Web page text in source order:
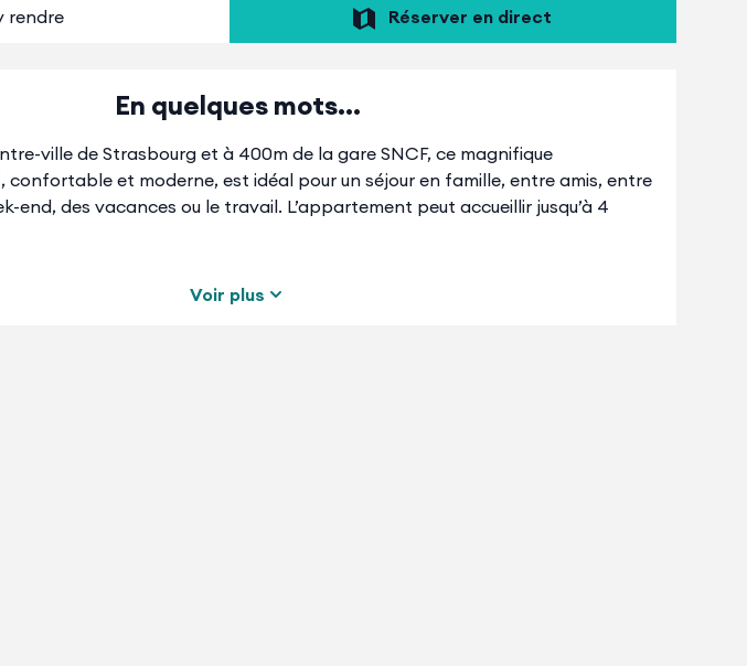
rendre Réserver en direct
En quelques mots...
ville de Strasbourg et à 400m de la gare SNCF, ce magnifique
confortable et moderne, est idéal pour un séjour en famille, entre amis, entre
end, des vacances ou le travail. L’appartement peut accueillir jusqu’à 4
Voir plus